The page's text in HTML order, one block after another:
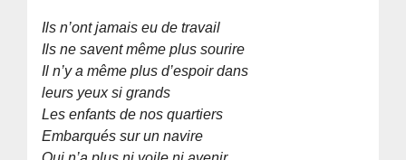
Ils n’ont jamais eu de travail
Ils ne savent même plus sourire
Il n’y a même plus d’espoir dans
leurs yeux si grands
Les enfants de nos quartiers
Embarqués sur un navire